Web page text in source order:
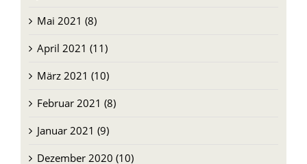
April 2021 (11)
März 2021 (10)
Februar 2021 (8)
Januar 2021 (9)
Dezember 2020 (10)
November 2020 (9)